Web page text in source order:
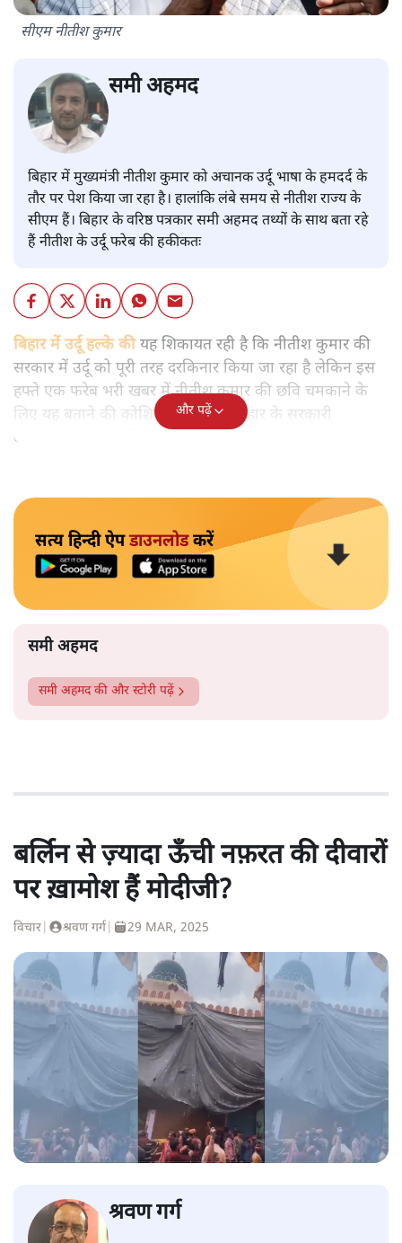
सीएम नीतीश कुमार
समी अहमद
बिहार में मुख्यमंत्री नीतीश कुमार को अचानक उर्दू भाषा के हमदर्द के
तौर पर पेश किया जा रहा है। हालांकि लंबे समय से नीतीश राज्य के
सीएम हैं। बिहार के वरिष्ठ पत्रकार समी अहमद तथ्यों के साथ बता रहे
हैं नीतीश के उर्दू फरेब की हकीकतः
बिहार में उर्दू हल्के कीयह शिकायत रही है कि नीतीश कुमार की
सरकार में उर्दू को पूरी तरह दरकिनार किया जा रहा है लेकिन इस
हफ्ते एक फरेब भरी खबर में नीतीश कुमार की छवि चमकाने के
लिए यह बताने की कोशिश की गई कि बिहार के सरकारी
अधिकारियों को उर्दू सिखाई जाएगी।
और पढ़ें
सत्य हिन्दी ऐपडाउनलोडकरें
समी अहमद
समी अहमदकी और स्टोरी पढ़ें
बर्लिन से ज़्यादा ऊँची नफ़रत की दीवारों
पर ख़ामोश हैं मोदीजी?
विचार श्रवण गर्ग 29 MAR, 2025
श्रवण गर्ग